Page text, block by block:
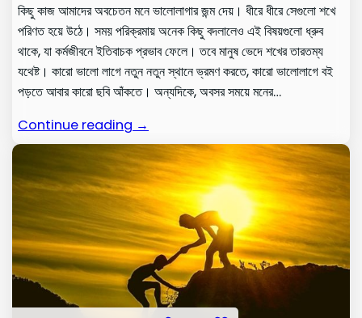
কিছু কাজ আমাদের অবচেতন মনে ভালোলাগার জন্ম দেয়। ধীরে ধীরে সেগুলো শখে
পরিণত হয়ে উঠে। সময় পরিক্রমায় অনেক কিছু বদলালেও এই বিষয়গুলো ধ্রুব
থাকে, যা কর্মজীবনে ইতিবাচক প্রভাব ফেলে। তবে মানুষ ভেদে শখের তারতম্য
যথেষ্ট। কারো ভালো লাগে নতুন নতুন স্থানে ভ্রমণ করতে, কারো ভালোলাগে বই
পড়তে আবার কারো ছবি আঁকতে। অন্যদিকে, অবসর সময়ে মনের…
Continue reading →